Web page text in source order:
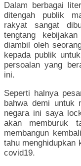
Dalam berbagai
ditengah publik
rakyat sangat
tengtang
diambil oleh
kepada publik
persoalan yang
ini.
Seperti halnya
bahwa demi untuk
negara ini saya
akan memburuk
membangun
tahu menghidupkan
covid19.